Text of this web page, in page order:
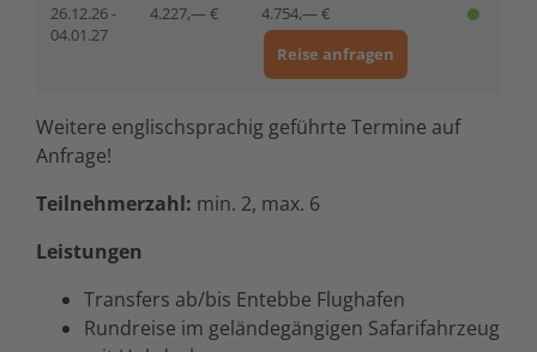
26.12.26 -
04.01.27
4.227,— €
4.754,— €
Reise anfragen
Weitere englischsprachig geführte Termine auf
Anfrage!
Teilnehmerzahl: min. 2, max. 6
Leistungen
Transfers ab/bis Entebbe Flughafen
Rundreise im geländegängigen Safarifahrzeug